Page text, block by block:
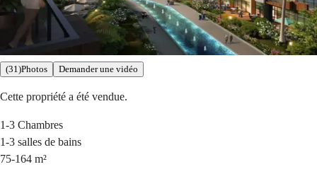
(31)Photos Demander une vidéo
Cette propriété a été vendue.
1-3 Chambres
1-3 salles de bains
75-164 m²